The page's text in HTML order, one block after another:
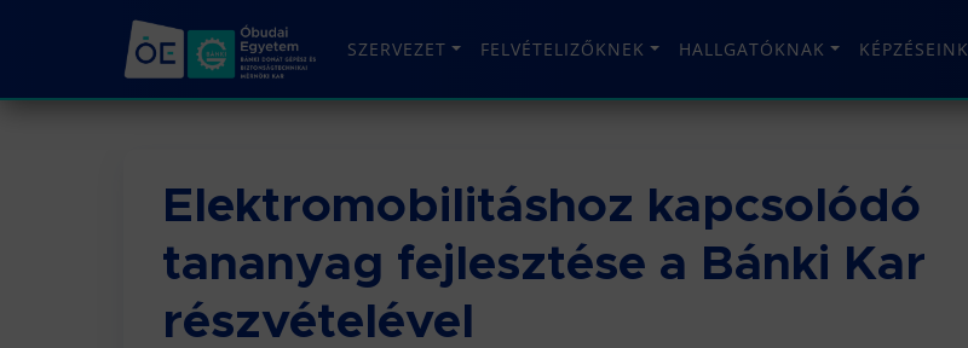
SZERVEZET FELVÉTELIZŐKNEK HALLGATÓKNAK KÉPZÉSEINK
Elektromobilitáshoz kapcsolódó
tananyag fejlesztése a Bánki Kar
részvételével